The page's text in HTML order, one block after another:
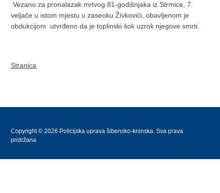
Vezano za pronalazak mrtvog 81-godišnjaka iz Strmice, 7.
veljače u istom mjestu u zaseoku Živkovići, obavljenom je
obdukcijom utvrđeno da je toplinski šok uzrok njegove smrti.
Stranica
Copyright © 2026 Policijska uprava šibensko-kninska. Sva prava
pridržana